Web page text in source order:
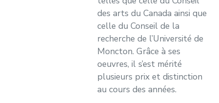
des arts du Canada ainsi que
celle du Conseil de la
recherche de l’Université de
Moncton. Grâce à ses
oeuvres, il s’est mérité
plusieurs prix et distinction
au cours des années.